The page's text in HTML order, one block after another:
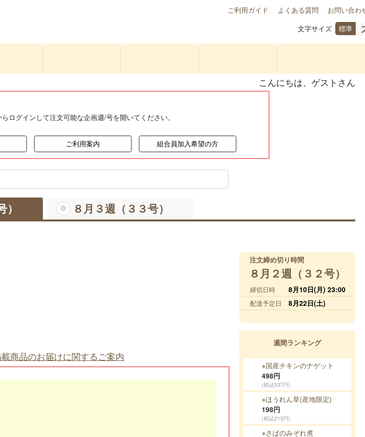
ご利用ガイド よくある質問
お問い合わせ
文字サイズ
標準
こんにちは、ゲストさん
ログインして注文可能な企画週/号を開いてください。
ご利用案内 組合員加入希望の方
８月３週（３３号）
注文締め切り時間
８月２週（３２号）
締切日時 8月10日(月) 23:00
配達予定日 8月22日(土)
週間ランキング
※国産チキンのナゲット
498円
(税込537円)
※ほうれん草(産地限定)
198円
(税込213円)
※さばのみぞれ煮
商品のお届けに関するご案内